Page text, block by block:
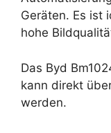
Geräten. Es ist
hohe
Das Byd
kann direkt
werden.